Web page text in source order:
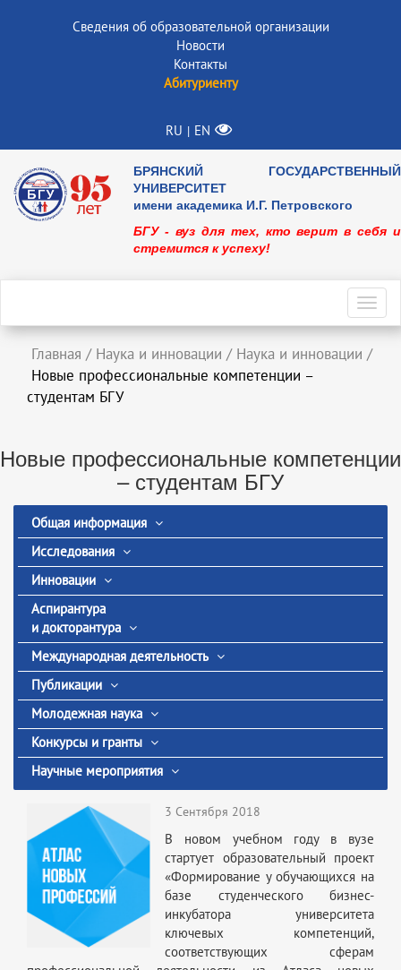
Сведения об образовательной организации
Новости
Контакты
Абитуриенту
RU | EN
БРЯНСКИЙ ГОСУДАРСТВЕННЫЙ
УНИВЕРСИТЕТ
имени академика И.Г. Петровского
БГУ - вуз для тех, кто верит в себя и
стремится к успеху!
Главная / Наука и инновации / Наука и инновации /
Новые профессиональные компетенции –
студентам БГУ
Новые профессиональные компетенции
– студентам БГУ
Общая информация
Исследования
Инновации
Аспирантура
и докторантура
Международная деятельность
Публикации
Молодежная наука
Конкурсы и гранты
Научные мероприятия
3 Сентября 2018
В новом учебном году в вузе
стартует образовательный проект
«Формирование у обучающихся на
базе студенческого бизнес-
инкубатора университета
ключевых компетенций,
соответствующих сферам